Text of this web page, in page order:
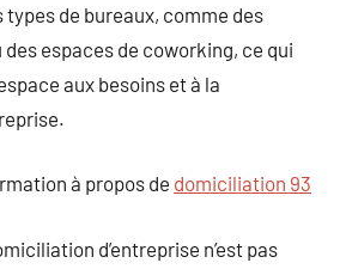
de bureaux, comme des
espaces de coworking, ce qui
aux besoins et à la
à propos de domiciliation 93
d’entreprise n’est pas